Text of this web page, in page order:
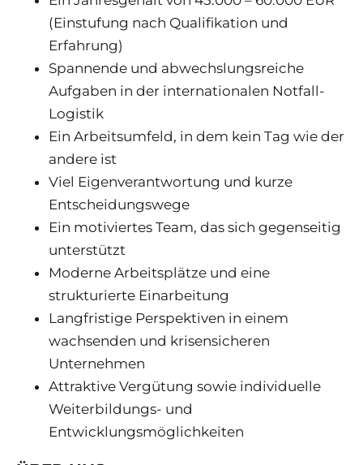
(Einstufung nach Qualifikation und
Erfahrung)
Spannende und abwechslungsreiche
Aufgaben in der internationalen Notfall-
Logistik
Ein Arbeitsumfeld, in dem kein Tag wie der
andere ist
Viel Eigenverantwortung und kurze
Entscheidungswege
Ein motiviertes Team, das sich gegenseitig
unterstützt
Moderne Arbeitsplätze und eine
strukturierte Einarbeitung
Langfristige Perspektiven in einem
wachsenden und krisensicheren
Unternehmen
Attraktive Vergütung sowie individuelle
Weiterbildungs- und
Entwicklungsmöglichkeiten